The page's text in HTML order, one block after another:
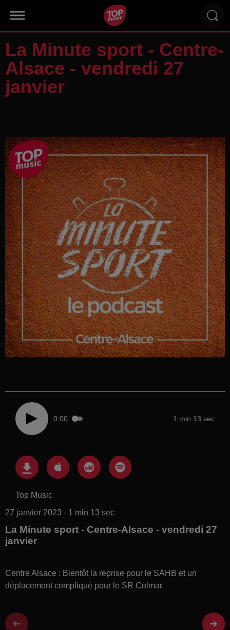
La Minute sport - Centre-
Alsace - vendredi 27
janvier
0:00 1 min 13 sec
Top Music
27 janvier 2023 - 1 min 13 sec
La Minute sport - Centre-Alsace - vendredi 27
janvier
Centre Alsace : Bientôt la reprise pour le SAHB et un
déplacement compliqué pour le SR Colmar.